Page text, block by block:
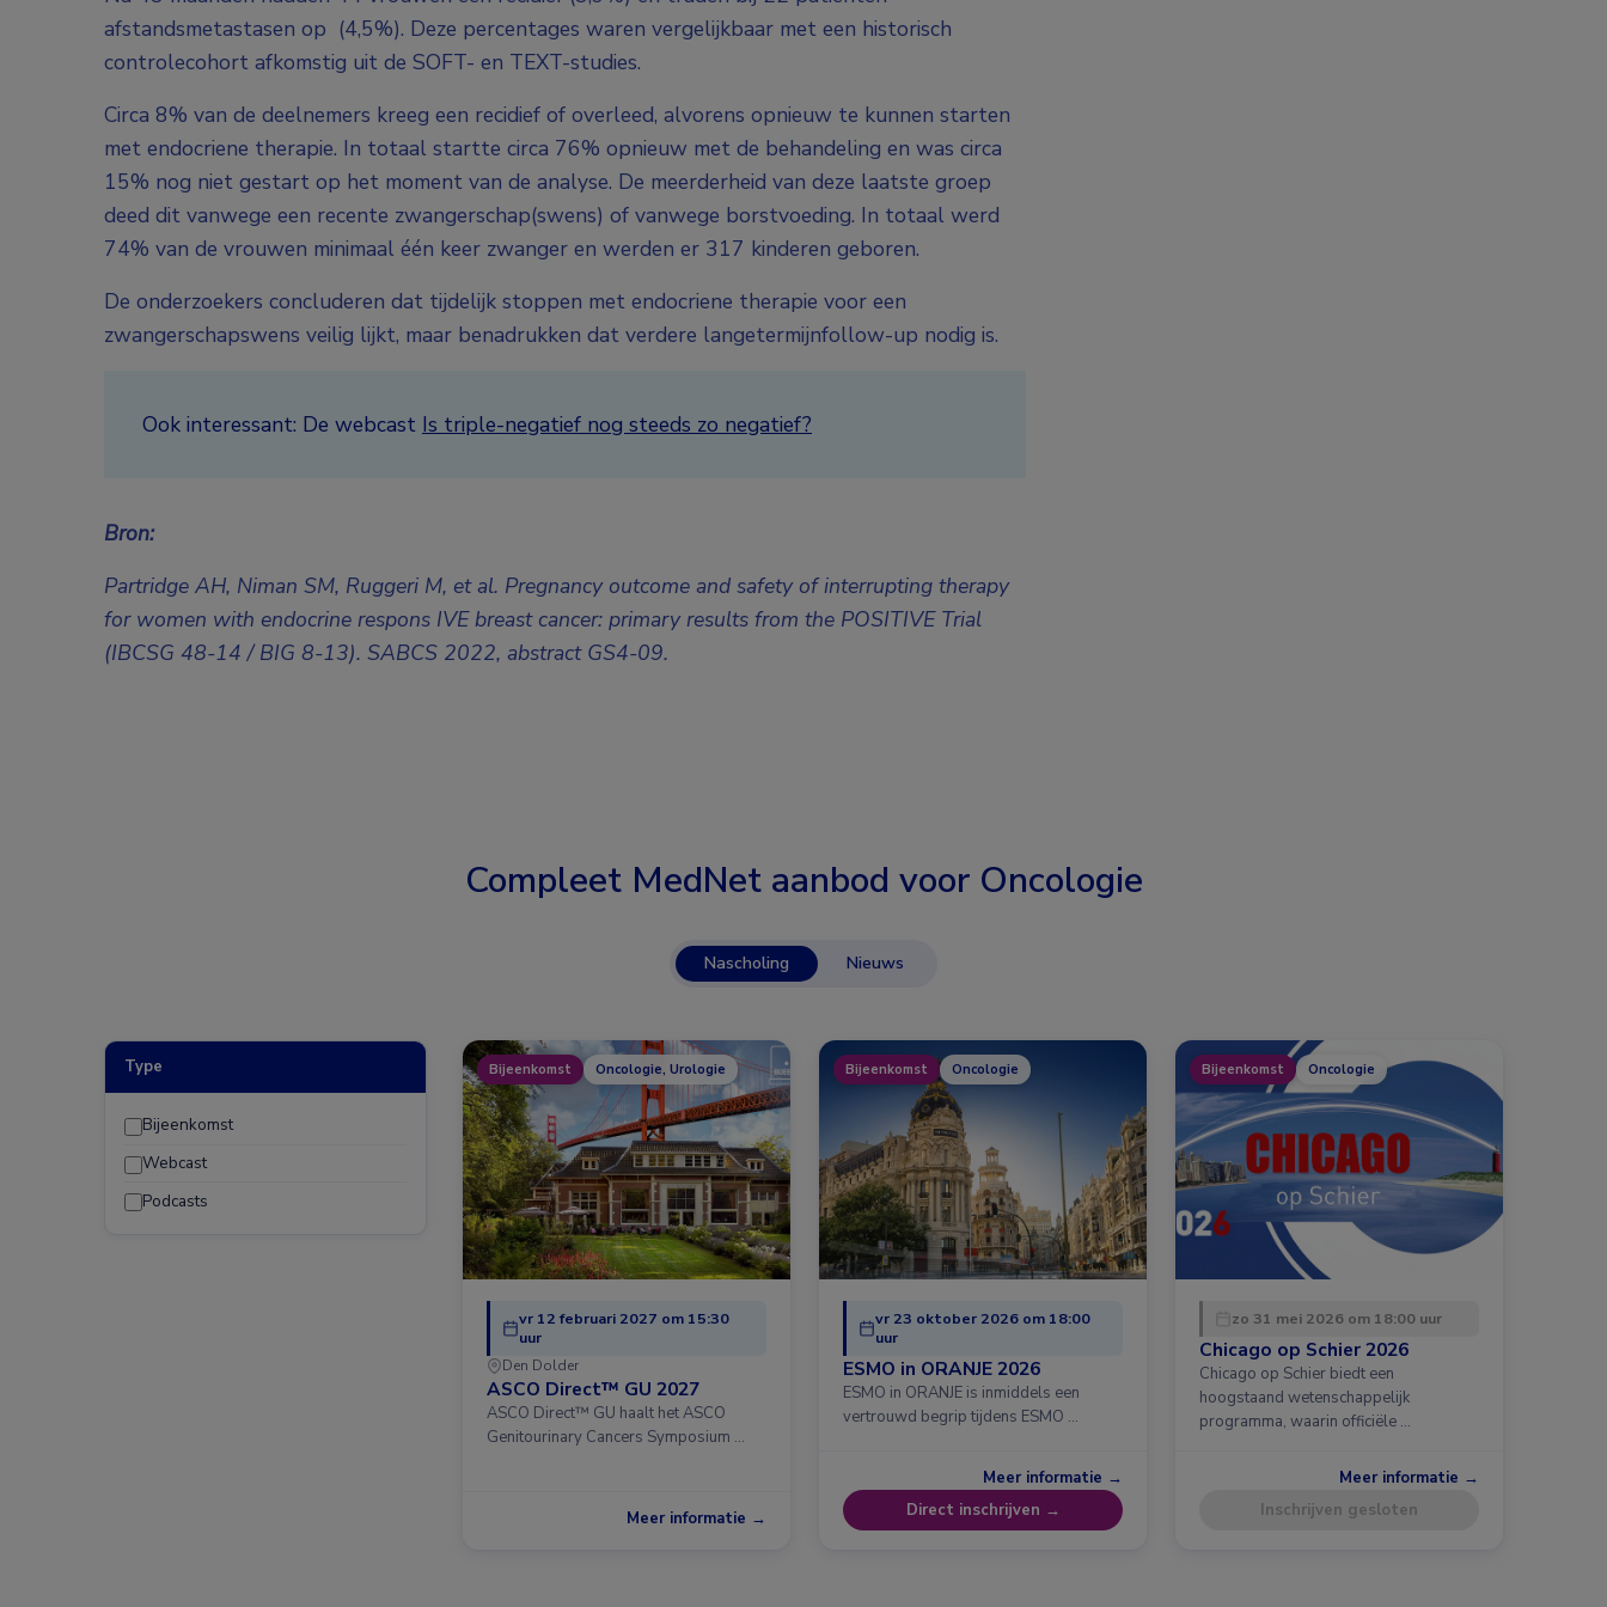
afstandsmetastasen op (4,5%). Deze percentages waren vergelijkbaar met een historisch
controlecohort afkomstig uit de SOFT- en TEXT-studies.
Circa 8% van de deelnemers kreeg een recidief of overleed, alvorens opnieuw te kunnen starten
met endocriene therapie. In totaal startte circa 76% opnieuw met de behandeling en was circa
15% nog niet gestart op het moment van de analyse. De meerderheid van deze laatste groep
deed dit vanwege een recente zwangerschap(swens) of vanwege borstvoeding. In totaal werd
74% van de vrouwen minimaal één keer zwanger en werden er 317 kinderen geboren.
De onderzoekers concluderen dat tijdelijk stoppen met endocriene therapie voor een
zwangerschapswens veilig lijkt, maar benadrukken dat verdere langetermijnfollow-up nodig is.
Ook interessant: De webcast Is triple-negatief nog steeds zo negatief?
Bron:
Partridge AH, Niman SM, Ruggeri M, et al. Pregnancy outcome and safety of interrupting therapy
for women with endocrine respons IVE breast cancer: primary results from the POSITIVE Trial
(IBCSG 48-14 / BIG 8-13). SABCS 2022, abstract GS4-09.
Compleet MedNet aanbod voor Oncologie
Nascholing Nieuws
Type
Bijeenkomst
Webcast
Podcasts
Bijeenkomst Oncologie, Urologie
vr 12 februari 2027 om 15:30
uur
Den Dolder
ASCO Direct™ GU 2027
ASCO Direct™ GU haalt het ASCO
Genitourinary Cancers Symposium …
Meer informatie →
Bijeenkomst Oncologie
vr 23 oktober 2026 om 18:00
uur
ESMO in ORANJE 2026
ESMO in ORANJE is inmiddels een
vertrouwd begrip tijdens ESMO …
Meer informatie →
Direct inschrijven →
Bijeenkomst Oncologie
zo 31 mei 2026 om 18:00 uur
Chicago op Schier 2026
Chicago op Schier biedt een
hoogstaand wetenschappelijk
programma, waarin officiële …
Meer informatie →
Inschrijven gesloten